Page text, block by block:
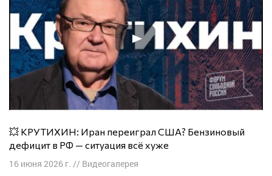
💥 КРУТИХИН: Иран переиграл США? Бензиновый
дефицит в РФ — ситуация всё хуже
16 июня 2026 г. // Видеогалерея